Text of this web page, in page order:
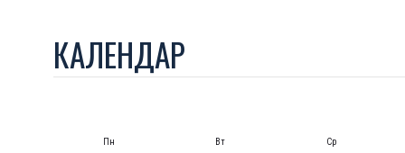
КАЛЕНДАР
Пн Вт Ср